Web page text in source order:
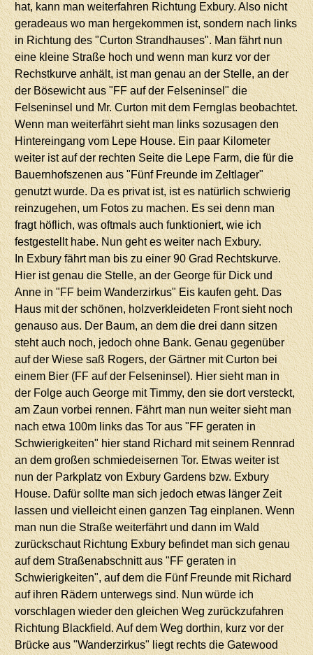
hat, kann man weiterfahren Richtung Exbury. Also nicht
geradeaus wo man hergekommen ist, sondern nach links
in Richtung des "Curton Strandhauses". Man fährt nun
eine kleine Straße hoch und wenn man kurz vor der
Rechstkurve anhält, ist man genau an der Stelle, an der
der Bösewicht aus "FF auf der Felseninsel" die
Felseninsel und Mr. Curton mit dem Fernglas beobachtet.
Wenn man weiterfährt sieht man links sozusagen den
Hintereingang vom Lepe House. Ein paar Kilometer
weiter ist auf der rechten Seite die Lepe Farm, die für die
Bauernhofszenen aus "Fünf Freunde im Zeltlager"
genutzt wurde. Da es privat ist, ist es natürlich schwierig
reinzugehen, um Fotos zu machen. Es sei denn man
fragt höflich, was oftmals auch funktioniert, wie ich
festgestellt habe. Nun geht es weiter nach Exbury.
In Exbury fährt man bis zu einer 90 Grad Rechtskurve.
Hier ist genau die Stelle, an der George für Dick und
Anne in "FF beim Wanderzirkus" Eis kaufen geht. Das
Haus mit der schönen, holzverkleideten Front sieht noch
genauso aus. Der Baum, an dem die drei dann sitzen
steht auch noch, jedoch ohne Bank. Genau gegenüber
auf der Wiese saß Rogers, der Gärtner mit Curton bei
einem Bier (FF auf der Felseninsel). Hier sieht man in
der Folge auch George mit Timmy, den sie dort versteckt,
am Zaun vorbei rennen. Fährt man nun weiter sieht man
nach etwa 100m links das Tor aus "FF geraten in
Schwierigkeiten" hier stand Richard mit seinem Rennrad
an dem großen schmiedeisernen Tor. Etwas weiter ist
nun der Parkplatz von Exbury Gardens bzw. Exbury
House. Dafür sollte man sich jedoch etwas länger Zeit
lassen und vielleicht einen ganzen Tag einplanen. Wenn
man nun die Straße weiterfährt und dann im Wald
zurückschaut Richtung Exbury befindet man sich genau
auf dem Straßenabschnitt aus "FF geraten in
Schwierigkeiten", auf dem die Fünf Freunde mit Richard
auf ihren Rädern unterwegs sind. Nun würde ich
vorschlagen wieder den gleichen Weg zurückzufahren
Richtung Blackfield. Auf dem Weg dorthin, kurz vor der
Brücke aus "Wanderzirkus" liegt rechts die Gatewood